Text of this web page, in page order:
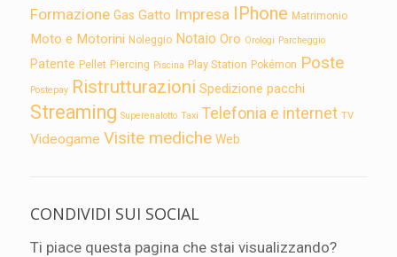
Formazione Gas Gatto Impresa IPhone Matrimonio
Moto e Motorini Noleggio Notaio Oro Orologi Parcheggio
Patente Pellet Piercing Piscina Play Station Pokémon Poste
Postepay Ristrutturazioni Spedizione pacchi
Streaming Superenalotto Taxi Telefonia e internet TV
Videogame Visite mediche Web
CONDIVIDI SUI SOCIAL
Ti piace questa pagina che stai visualizzando?